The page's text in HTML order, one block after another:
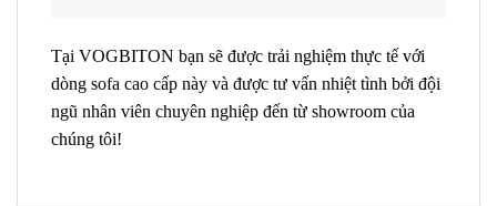
Tại VOGBITON bạn sẽ được trải nghiệm thực tế với
dòng sofa cao cấp này và được tư vấn nhiệt tình bởi đội
ngũ nhân viên chuyên nghiệp đến từ showroom của
chúng tôi!